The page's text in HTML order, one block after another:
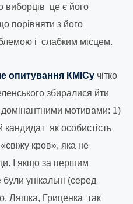
виборців це є його
порівняти з його
і слабким місцем.
опитування КМІСу чітко
збиралися йти
мотивами: 1)
як особистість
кров», яка не
І якщо за першим
унікальні (серед
Ляшка, Гриценка так